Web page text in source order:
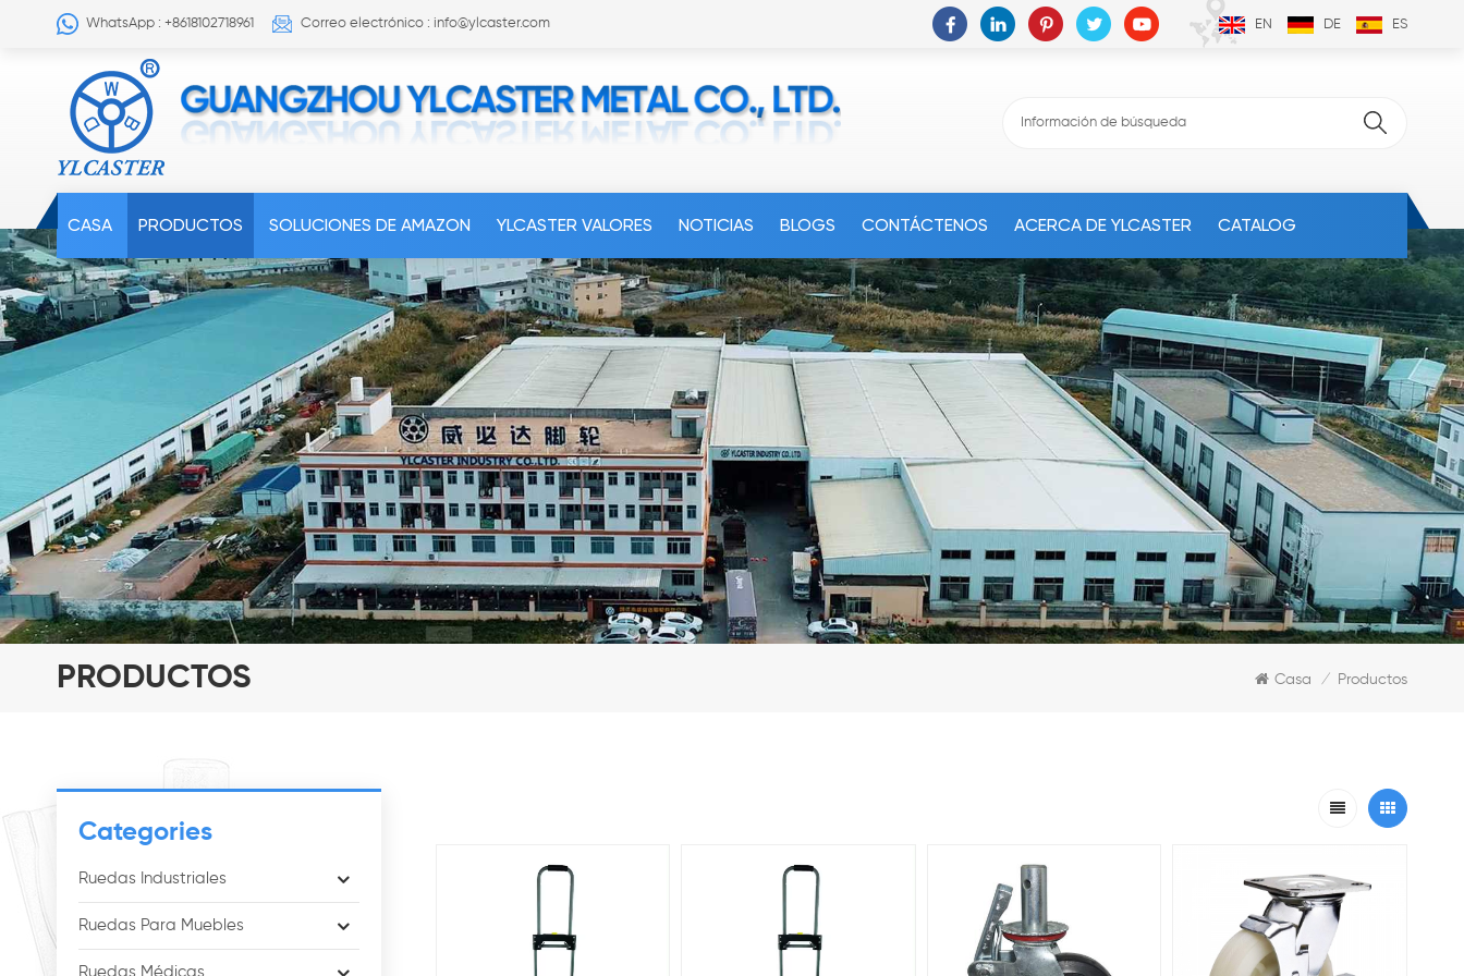
WhatsApp : +8618102718961 Correo electrónico : info@ylcaster.com EN DE ES
CASA PRODUCTOS SOLUCIONES DE AMAZON YLCASTER VALORES NOTICIAS BLOGS CONTÁCTENOS ACERCA DE YLCASTER CATALOG
PRODUCTOS Casa / Productos
Categories
Ruedas Industriales
Ruedas Para Muebles
Ruedas Médicas